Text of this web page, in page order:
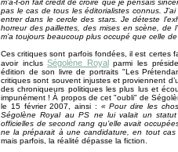
m’a-t-on fait crédit de croire que je pensais
pas le cas de tous les éditorialistes connus.
entrer dans le cercle des stars. Je déteste
horreur des paillettes, des mises en scène, de
m’a toujours beaucoup plus occupé que celle
Ces critiques sont parfois fondées, il est certes
avoir inclusSégolène Royal parmi les
édition de son livre de portraits "Les
critiques sont souvent injustes et proviennent
des chroniqueurs politiques les plus lus et
impunément ! À propos de cet "oubli" de
le 15 février 2007, ainsi : « Pour dire les
Ségolène Royal au PS ne lui valait un
officielles de second rang qu’elle avait
ne la préparait à une candidature, en tout
mais parfois, la réalité dépasse la fiction.